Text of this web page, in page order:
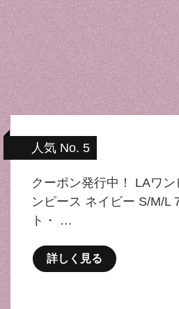
人気 No. 5
クーポン発行中！ LAワ
ンピース ネイビー S/M/L
ト・ …
詳しく見る